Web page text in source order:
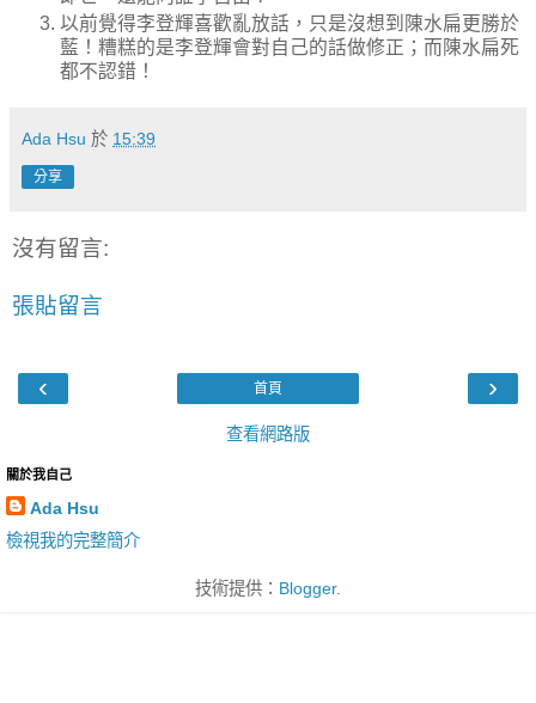
以前覺得李登輝喜歡亂放話，只是沒想到陳水扁更勝於
藍！糟糕的是李登輝會對自己的話做修正；而陳水扁死
都不認錯！
Ada Hsu 於 15:39
分享
沒有留言:
張貼留言
‹ ›
首頁
查看網路版
關於我自己
Ada Hsu
檢視我的完整簡介
技術提供： Blogger.